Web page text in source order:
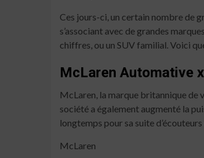
Ces jours-ci, un certain nombre de
s’associant avec de grandes
chiffres, ou un SUV familial. Voici
McLaren Automative
McLaren, la marque britannique de
société a également augmenté la
longtemps pour sa suite
McLaren